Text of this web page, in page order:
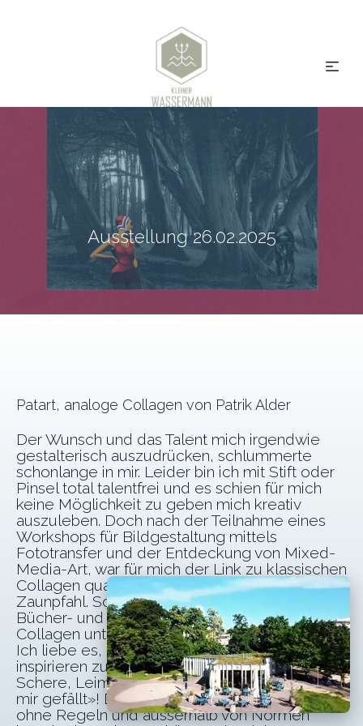
Ausstellung 26.02.2025
Patart, analoge Collagen von Patrik Alder
Der Wunsch und das Talent mich irgendwie
gestalterisch auszudrücken, schlummerte
schonlange in mir. Leider bin ich mit Stift oder
Pinsel total talentfrei und es schien für mich
keine Möglichkeit zu geben mich kreativ
auszuleben. Doch nach der Teilnahme eines
Workshops für Bildgestaltung mittels
Fototransfer und der Entdeckung von Mixed-
Media-Art, war für mich der Link zu klassischen
Collagen quasi wie ein Wink mit dem
Zaunpfahl. So sind ausmeiner umfangreichen
Bücher- und Magazinsammlung bald einige
Collagen unter dem Label Patart entstanden.
Ich liebe es, mich von vielen Bildquellen
inspirieren zu lassen und kreiere sodann mit
Schere, Leim und Papier «die Welt so, wie sie
mir gefällt»! Die Möglichkeit jederzeit frei,
ohne Regeln und ausserhalb von Normen